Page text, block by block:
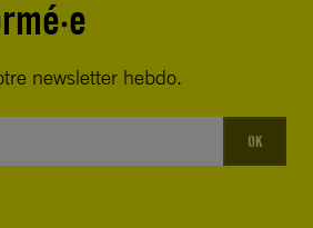
newsletter hebdo.
OK